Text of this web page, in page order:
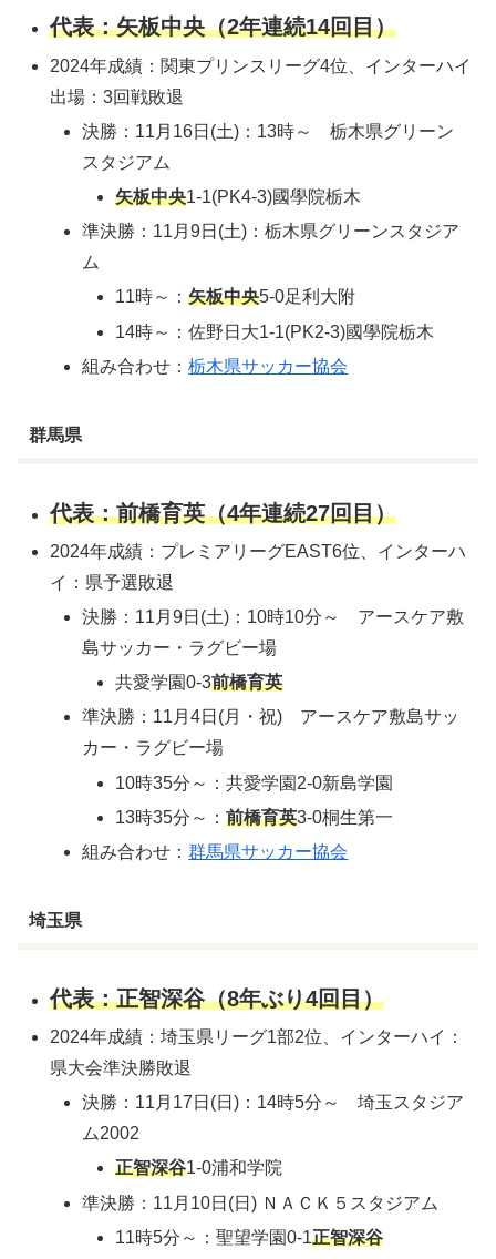
代表：矢板中央（2年連続14回目）
2024年成績：関東プリンスリーグ4位、インターハイ
出場：3回戦敗退
決勝：11月16日(土)：13時～ 栃木県グリーン
スタジアム
矢板中央1-1(PK4-3)國學院栃木
準決勝：11月9日(土)：栃木県グリーンスタジア
ム
11時～： 矢板中央5-0足利大附
14時～：佐野日大1-1(PK2-3)國學院栃木
組み合わせ：栃木県サッカー協会
群馬県
代表：前橋育英（4年連続27回目）
2024年成績：プレミアリーグEAST6位、インターハ
イ：県予選敗退
決勝：11月9日(土)：10時10分～ アースケア敷
島サッカー・ラグビー場
共愛学園0-3前橋育英
準決勝：11月4日(月・祝) アースケア敷島サッ
カー・ラグビー場
10時35分～：共愛学園2-0新島学園
13時35分～： 前橋育英3-0桐生第一
組み合わせ：群馬県サッカー協会
埼玉県
代表：正智深谷（8年ぶり4回目）
2024年成績：埼玉県リーグ1部2位、インターハイ：
県大会準決勝敗退
決勝：11月17日(日)：14時5分～ 埼玉スタジア
ム2002
正智深谷1-0浦和学院
準決勝：11月10日(日) ＮＡＣＫ５スタジアム
11時5分～：聖望学園0-1正智深谷